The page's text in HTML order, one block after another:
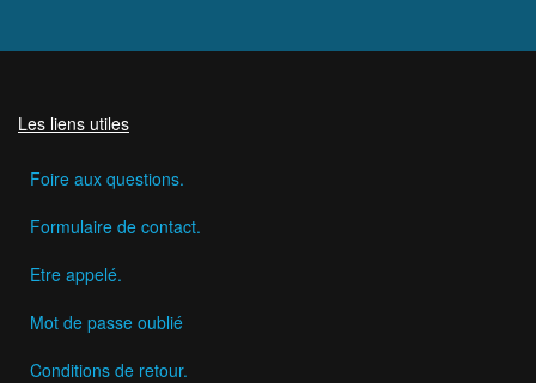
Les liens utiles
Foire aux questions.
Formulaire de contact.
Etre appelé.
Mot de passe oublié
Conditions de retour.